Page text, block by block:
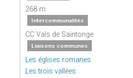
268 m
Intercommunalités
CC Vals de Saintonge
Liaisons communes
Les églises romanes
Les trois vallées